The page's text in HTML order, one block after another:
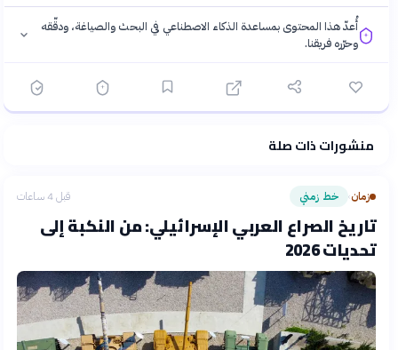
أُعدّ هذا المحتوى بمساعدة الذكاء الاصطناعي في البحث والصياغة، ودقّقه
وحرّره فريقنا.
فلسفتنا المعرفية· سياسة الذكاء الاصطناعيمنشورات ذات صلة
زمان› خط زمني قبل 4 ساعات
تاريخ الصراع العربي الإسرائيلي: من النكبة إلى
تحديات 2026